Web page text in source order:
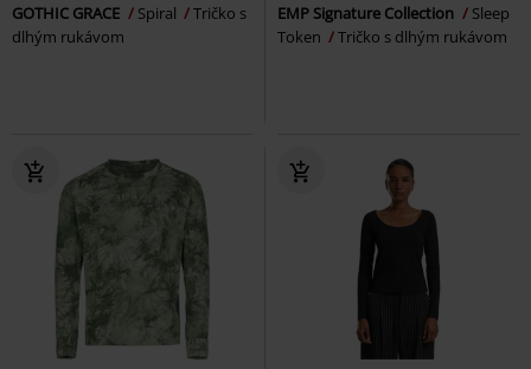
GOTHIC GRACE Spiral
Tričko s
dlhým rukávom
EMP Signature Collection
Sleep
Token
Tričko s dlhým rukávom